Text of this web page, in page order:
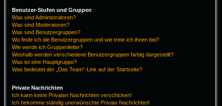
Benutzer-Stufen und Gruppen
Was sind Administratoren?
Was sind Moderatoren?
Was sind Benutzergruppen?
Wo finde ich die Benutzergruppen und wie trete ich ihnen bei?
Wie werde ich Gruppenleiter?
Weshalb werden verschiedene Benutzergruppen farbig dargestellt?
Was ist eine Hauptgruppe?
Was bedeutet der „Das Team“-Link auf der Startseite?
Private Nachrichten
Ich kann keine Privaten Nachrichten verschicken!
Ich bekomme ständig unerwünschte Private Nachrichten!